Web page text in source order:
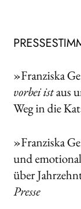
»Franziska
vorbei istaus
Weg in die
»Franziska
und
über
Presse